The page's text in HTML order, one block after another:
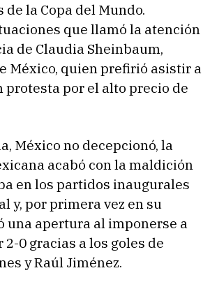
la Copa del Mundo.
que llamó la atención
de Claudia Sheinbaum,
México, quien prefirió asistir a
protesta por el alto precio de
México no decepcionó, la
acabó con la maldición
en los partidos inaugurales
y, por primera vez en su
una apertura al imponerse a
2-0 gracias a los goles de
y Raúl Jiménez.